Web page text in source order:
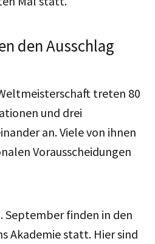
den Ausschlag
treten 80
und drei
an. Viele von ihnen
Vorausscheidungen
September finden in den
Akademie statt. Hier sind